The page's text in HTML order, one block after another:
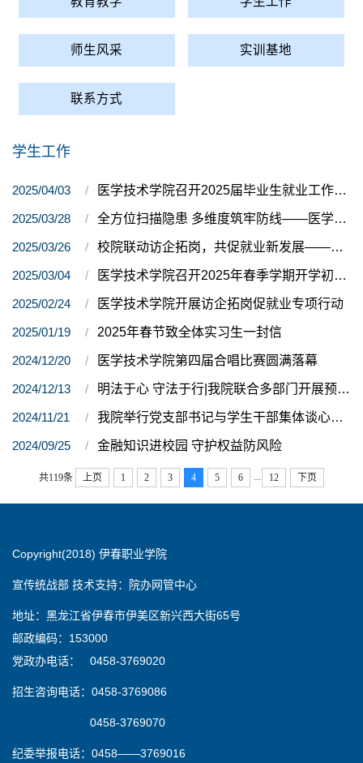
师生风采 实训基地
联系方式
学生工作
2025/04/03 医学技术学院召开2025届毕业生就业工作推进会
2025/03/28 全方位扫描隐患 多维度筑牢防线——医学院召开安全警示会议
2025/03/26 校院联动访企拓岗，共促就业新发展——招就处与我院联合开展实地调研
2025/03/04 医学技术学院召开2025年春季学期开学初学生工作会议
2025/02/24 医学技术学院开展访企拓岗促就业专项行动
2025/01/19 2025年春节致全体实习生一封信
2024/12/20 医学技术学院第四届合唱比赛圆满落幕
2024/12/13 明法于心 守法于行|我院联合多部门开展预防青少年违法犯罪专题讲座
2024/11/21 我院举行党支部书记与学生干部集体谈心谈话暨学生干部培训会
2024/09/25 金融知识进校园 守护权益防风险
共119条 上页 1 2 3 4 5 6 12 下页
Copyright(2018) 伊春职业学院
宣传统战部 技术支持：院办网管中心
地址：黑龙江省伊春市伊美区新兴西大街65号
邮政编码：153000
党政办电话： 0458-3769020
招生咨询电话：0458-3769086
0458-3769070
纪委举报电话：0458——3769016